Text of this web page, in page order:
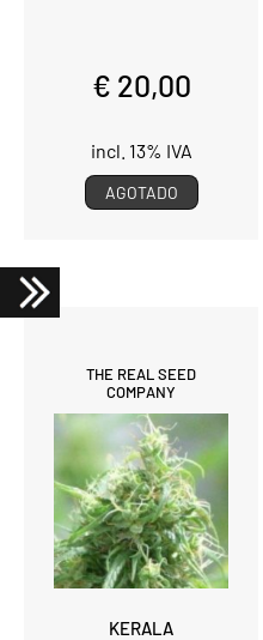
€ 20,00
incl. 13% IVA
AGOTADO
THE REAL SEED
COMPANY
KERALA